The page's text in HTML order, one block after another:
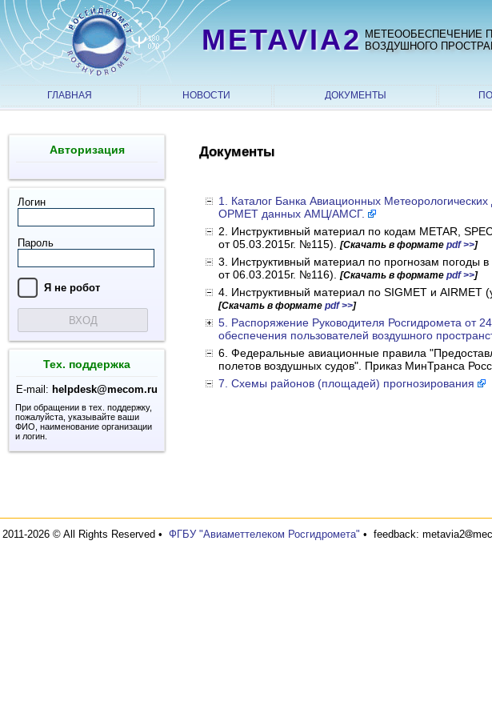
METAVIA2 МЕТЕООБЕСПЕЧЕНИЕ
ВОЗДУШНОГО
ГЛАВНАЯ НОВОСТИ ДОКУМЕНТЫ
Авторизация
Логин
Пароль
Я нe рoбoт
ВХОД
Тех. поддержка
E-mail: helpdesk@mecom.ru
При обращении в тех. поддержку,
пожалуйста, указывайте ваши
ФИО, наименование организации
и логин.
Документы
1. Каталог Банка Авиационных
ОРМЕТ данных АМЦ/АМСГ.
2. Инструктивный материал по кодам METAR,
от 05.03.2015г. №115). [Скачать в формате pdf >>]
3. Инструктивный материал по прогнозам погоды
от 06.03.2015г. №116). [Скачать в формате pdf >>]
4. Инструктивный материал по SIGMET и
[Скачать в формате pdf >>]
5. Распоряжение Руководителя Росгидромета от
обеспечения пользователей воздушного
6. Федеральные авиационные правила
полетов воздушных судов". Приказ МинТранса
7. Схемы районов (площадей) прогнозирования
2011-2026 © All Rights Reserved • ФГБУ "Авиаметтелеком Росгидромета" • feedback: metavia2